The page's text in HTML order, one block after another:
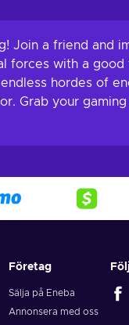
Join a friend and
forces with a
hordes of
Grab your
Företag
Sälja på Eneba
Annonsera med oss